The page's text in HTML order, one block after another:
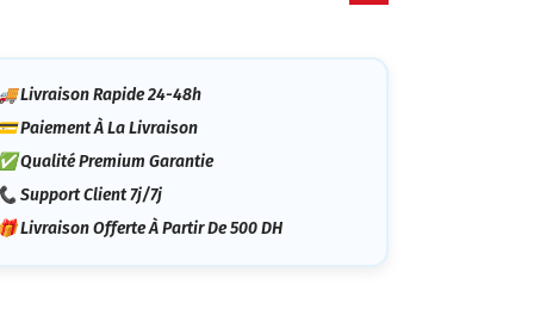
Livraison Rapide 24-48h
Paiement À La Livraison
Qualité Premium Garantie
Support Client 7j/7j
Livraison Offerte À Partir De 500 DH